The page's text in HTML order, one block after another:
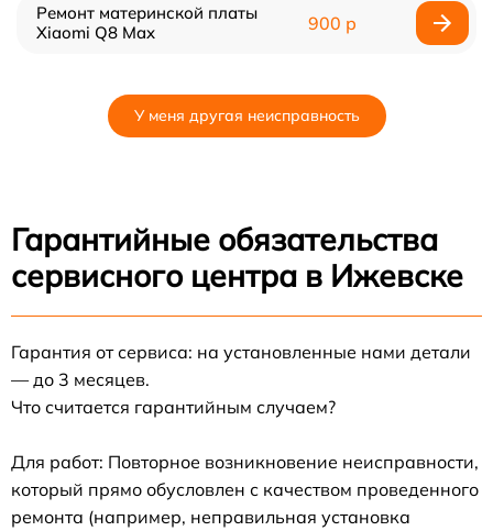
Ремонт материнской платы
Xiaomi Q8 Max
900 р
У меня другая неисправность
Гарантийные обязательства
сервисного центра в Ижевске
Гарантия от сервиса: на установленные нами детали
— до 3 месяцев.
Что считается гарантийным случаем?
Для работ: Повторное возникновение неисправности,
который прямо обусловлен с качеством проведенного
ремонта (например, неправильная установка